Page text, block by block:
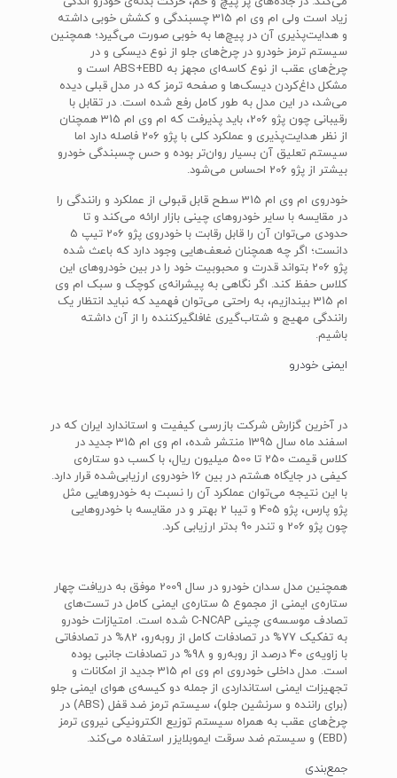
زیاد است ولی ام وی ام 315 چسبندگی و کشش خوبی داشته
و هدایت‌پذیری آن در پیچ‌ها به خوبی صورت می‌گیرد؛ همچنین
سیستم ترمز خودرو در چرخ‌های جلو از نوع دیسکی و در
چرخ‌های عقب از نوع کاسه‌ای مجهز به ABS+EBD است و
مشکل داغ‌کردن دیسک‌ها و صفحه ترمز که در مدل قبلی دیده
می‌شد، در این مدل به طور کامل رفع شده است. در تقابل با
رقیبانی چون پژو 206، باید پذیرفت که ام وی ام 315 همچنان
از نظر هدایت‌پذیری و عملکرد کلی با پژو 206 فاصله دارد اما
سیستم تعلیق آن بسیار روان‌تر بوده و حس چسبندگی خودرو
بیشتر از پژو 206 احساس می‌شود.
خودروی ام وی ام 315 سطح قابل قبولی از عملکرد و رانندگی را
در مقایسه با سایر خودروهای چینی بازار ارائه می‌کند و تا
حدودی می‌توان آن را قابل رقابت با خودروی پژو 206 تیپ 5
دانست؛ اگر چه همچنان ضعف‌هایی وجود دارد که باعث شده
پژو 206 بتواند قدرت و محبوبیت خود را در بین خودروهای این
کلاس حفظ کند. اگر نگاهی به پیشرانه‌ی کوچک و سبک ام وی
ام 315 بیندازیم، به راحتی می‌توان فهمید که نباید انتظار یک
رانندگی مهیج و شتاب‌گیری غافلگیرکننده را از آن داشته
باشیم.
ایمنی خودرو
در آخرین گزارش شرکت بازرسی کیفیت و استاندارد ایران که در
اسفند ماه سال 1395 منتشر شده، ام وی ام 315 جدید در
کلاس قیمت 250 تا 500 میلیون ریال، با کسب دو ستاره‌ی
کیفی در جایگاه هشتم در بین 16 خودروی ارزیابی‌شده قرار دارد.
با این نتیجه می‌توان عملکرد آن را نسبت به خودروهایی مثل
پژو پارس، پژو 405 و تیبا 2 بهتر و در مقایسه با خودروهایی
چون پژو 206 و تندر 90 بدتر ارزیابی کرد.
همچنین مدل سدان خودرو در سال 2009 موفق به دریافت چهار
ستاره‌ی ایمنی از مجموع 5 ستاره‌ی ایمنی کامل در تست‌های
تصادف موسسه‌ی چینی C-NCAP شده است. امتیازات خودرو
به تفکیک 77% در تصادفات کامل از روبه‌رو، 82% در تصادفاتی
با زاویه‌ی 40 درصد از روبه‌رو و 98% در تصادفات جانبی بوده
است. مدل داخلی خودروی ام وی ام 315 جدید از امکانات و
تجهیزات ایمنی استانداردی از جمله دو کیسه‌ی هوای ایمنی جلو
(برای راننده و سرنشین جلو)، سیستم ترمز ضد قفل (ABS) در
چرخ‌های عقب به همراه سیستم توزیع الکترونیکی نیروی ترمز
(EBD) و سیستم ضد سرقت ایموبلایزر استفاده می‌کند.
جمع‌بندی